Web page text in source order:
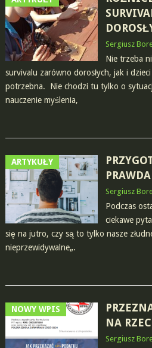
Sergiusz
Nie trzeba
survivalu zarówno dorosłych, jak i
potrzebna. Nie chodzi tu tylko o
nauczenie myślenia,
ARTYKUŁY
Sergiusz
Podczas
ciekawe
się na jutro, czy są to tylko nasze
nieprzewidywalne„.
NOWY WPIS
NA
Sergiusz